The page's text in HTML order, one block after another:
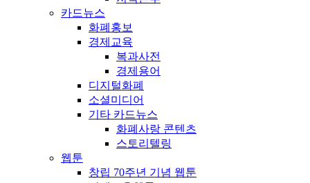
카드뉴스
화폐홍보
경제교육
복과사전
경제용어
디지털화폐
소셜미디어
기타 카드뉴스
화폐사랑 콘텐츠
스토리텔링
웹툰
창립 70주년 기념 웹툰